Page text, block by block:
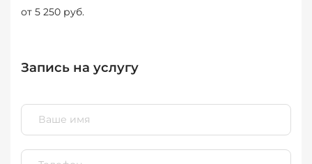
от 5 250 руб.
Запись на услугу